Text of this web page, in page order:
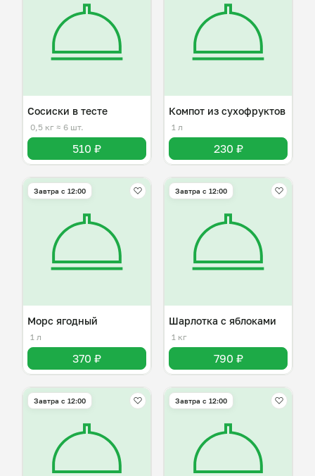
Сосиски в тесте
0,5 кг ≈ 6 шт.
510 ₽
Компот из сухофруктов
1 л
230 ₽
Завтра c 12:00
Морс ягодный
1 л
370 ₽
Завтра c 12:00
Шарлотка с яблоками
1 кг
790 ₽
Завтра c 12:00 Завтра c 12:00